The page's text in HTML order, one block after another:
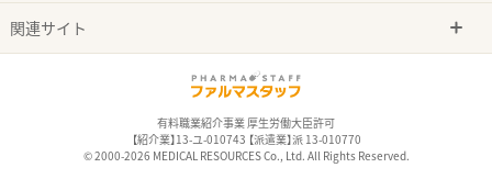
関連サイト
有料職業紹介事業 厚生労働大臣許可
【紹介業】13-ユ-010743 【派遣業】派 13-010770
© 2000-2026 MEDICAL RESOURCES Co., Ltd. All Rights Reserved.